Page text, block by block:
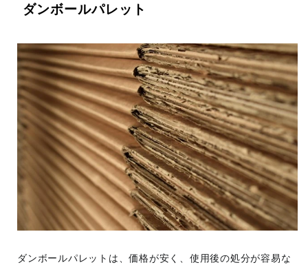
ダンボールパレット
ダンボールパレットは、価格が安く、使用後の処分が容易な